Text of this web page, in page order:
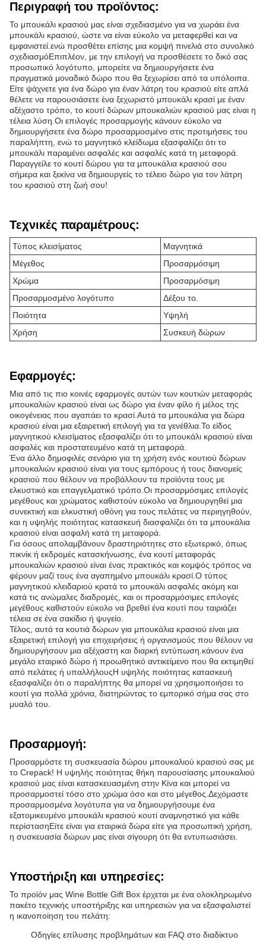
Περιγραφή του προϊόντος:
Το μπουκάλι κρασιού μας είναι σχεδιασμένο για να χωράει ένα
μπουκάλι κρασιού, ώστε να είναι εύκολο να μεταφερθεί και να
εμφανιστεί.ενώ προσθέτει επίσης μια κομψή πινελιά στο συνολικό
σχεδιασμόΕπιπλέον, με την επιλογή να προσθέσετε το δικό σας
προσωπικό λογότυπο, μπορείτε να δημιουργήσετε ένα
πραγματικά μοναδικό δώρο που θα ξεχωρίσει από τα υπόλοιπα.
Είτε ψάχνετε για ένα δώρο για έναν λάτρη του κρασιού είτε απλά
θέλετε να παρουσιάσετε ένα ξεχωριστό μπουκάλι κρασί με έναν
αξέχαστο τρόπο, το κουτί δώρων μπουκαλιών κρασιού μας είναι η
τέλεια λύση.Οι επιλογές προσαρμογής κάνουν εύκολο να
δημιουργήσετε ένα δώρο προσαρμοσμένο στις προτιμήσεις του
παραλήπτη, ενώ το μαγνητικό κλείδωμα εξασφαλίζει ότι το
μπουκάλι παραμένει ασφαλές και ασφαλές κατά τη μεταφορά.
Παραγγείλε το κουτί δώρου για τα μπουκάλια κρασιού σου
σήμερα και ξεκίνα να δημιουργείς το τέλειο δώρο για τον λάτρη
του κρασιού στη ζωή σου!
Τεχνικές παραμέτρους:
Τύπος κλεισίματος
Μαγνητικά
Μέγεθος
Προσαρμόσιμη
Χρώμα
Προσαρμόσιμη
Προσαρμοσμένο λογότυπο
Δέξου το.
Ποιότητα
Υψηλή
Χρήση
Συσκευή δώρων
Εφαρμογές:
Μια από τις πιο κοινές εφαρμογές αυτών των κουτιών μεταφοράς
μπουκαλιών κρασιού είναι ως δώρο για έναν φίλο ή μέλος της
οικογένειας που αγαπάει το κρασί.Αυτά τα μπουκάλια για δώρα
κρασιού είναι μια εξαιρετική επιλογή για τα γενέθλια.Το είδος
μαγνητικού κλεισίματος εξασφαλίζει ότι το μπουκάλι κρασιού είναι
ασφαλές και προστατευμένο κατά τη μεταφορά.
Ένα άλλο δημοφιλές σενάριο για τη χρήση ενός κουτιού δώρων
μπουκαλιών κρασιού είναι για τους εμπόρους ή τους διανομείς
κρασιού που θέλουν να προβάλλουν τα προϊόντα τους με
ελκυστικό και επαγγελματικό τρόπο.Οι προσαρμόσιμες επιλογές
μεγέθους και χρώματος καθιστούν εύκολο να δημιουργηθεί μια
συνεκτική και ελκυστική οθόνη για τους πελάτες να περιηγηθούν,
και η υψηλής ποιότητας κατασκευή διασφαλίζει ότι τα μπουκάλια
κρασιού είναι ασφαλή κατά τη μεταφορά.
Για όσους απολαμβάνουν δραστηριότητες στο εξωτερικό, όπως
πικνίκ ή εκδρομές κατασκήνωσης, ένα κουτί μεταφοράς
μπουκαλιών κρασιού είναι ένας πρακτικός και κομψός τρόπος να
φέρουν μαζί τους ένα αγαπημένο μπουκάλι κρασί.Ο τύπος
μαγνητικού κλειδαριού κρατά το μπουκάλι ασφαλές ακόμη και
κατά τις ανώμαλες διαδρομές, και οι προσαρμόσιμες επιλογές
μεγέθους καθιστούν εύκολο να βρεθεί ένα κουτί που ταιριάζει
τέλεια σε ένα σακίδιο ή ψυγείο.
Τέλος, αυτά τα κουτιά δώρων για μπουκάλια κρασιού είναι μια
εξαιρετική επιλογή για επιχειρήσεις ή οργανισμούς που θέλουν να
δημιουργήσουν μια αξέχαστη και διαρκή εντύπωση.κάνουν ένα
μεγάλο εταιρικό δώρο ή προωθητικό αντικείμενο που θα εκτιμηθεί
από πελάτες ή υπαλλήλουςΗ υψηλής ποιότητας κατασκευή
εξασφαλίζει ότι ο παραλήπτης θα μπορεί να χρησιμοποιήσει το
κουτί για πολλά χρόνια, διατηρώντας το εμπορικό σήμα σας στο
μυαλό του.
Προσαρμογή:
Προσαρμόστε τη συσκευασία δώρου μπουκαλιού κρασιού σας με
το Crepack! Η υψηλής ποιότητας θήκη παρουσίασης μπουκαλιού
κρασιού μας είναι κατασκευασμένη στην Κίνα και μπορεί να
προσαρμοστεί τόσο στο χρώμα όσο και στο μέγεθος.Δεχόμαστε
προσαρμοσμένα λογότυπα για να δημιουργήσουμε ένα
εξατομικευμένο μπουκάλι κρασιού κουτί αναμνηστικό για κάθε
περίστασηΕίτε είναι για εταιρικά δώρα είτε για προσωπική χρήση,
η συσκευασία δώρων μας είναι σίγουρη ότι θα εντυπωσιάσει.
Υποστήριξη και υπηρεσίες:
Το προϊόν μας Wine Bottle Gift Box έρχεται με ένα ολοκληρωμένο
πακέτο τεχνικής υποστήριξης και υπηρεσιών για να εξασφαλιστεί
η ικανοποίηση του πελάτη:
Οδηγίες επίλυσης προβλημάτων και FAQ στο διαδίκτυο